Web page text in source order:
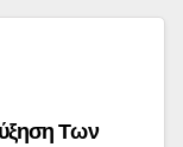
Των